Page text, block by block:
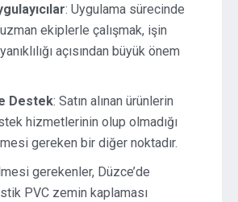
: Uygulama sürecinde
ekiplerle çalışmak, işin
açısından büyük önem
Destek: Satın alınan ürünlerin
hizmetlerinin olup olmadığı
gereken bir diğer noktadır.
gerekenler, Düzce’de
PVC zemin kaplaması